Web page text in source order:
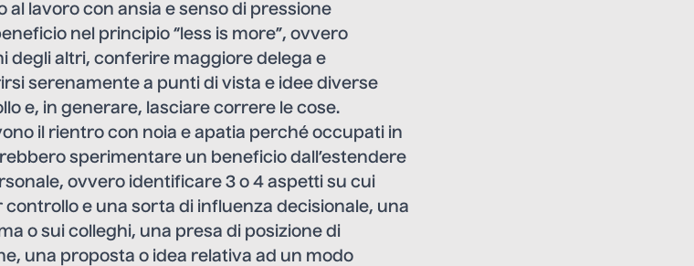
al lavoro con ansia e senso di pressione
nel principio “less is more”, ovvero
degli altri, conferire maggiore delega e
serenamente a punti di vista e idee diverse
e, in generare, lasciare correre le cose.
il rientro con noia e apatia perché occupati in
sperimentare un beneficio dall’estendere
ovvero identificare 3 o 4 aspetti su cui
e una sorta di influenza decisionale, una
o sui colleghi, una presa di posizione di
una proposta o idea relativa ad un modo